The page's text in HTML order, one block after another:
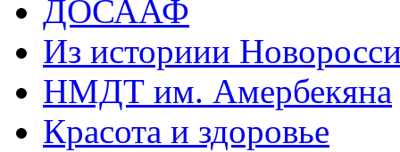
ДОСААФ
Из историии
НМДТ им. Амербекяна
Красота и здоровье